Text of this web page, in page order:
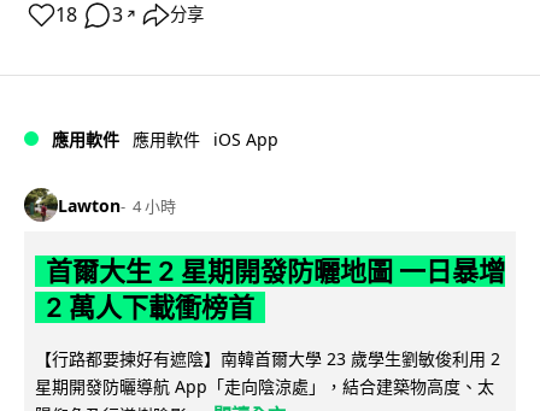
18 3 ↗ 分享
應用軟件 應用軟件 iOS App
Lawton 4 小時
首爾大生 2 星期開發防曬地圖 一日暴增
2 萬人下載衝榜首
【行路都要揀好有遮陰】南韓首爾大學 23 歲學生劉敏俊利用 2
星期開發防曬導航 App「走向陰涼處」，結合建築物高度、太